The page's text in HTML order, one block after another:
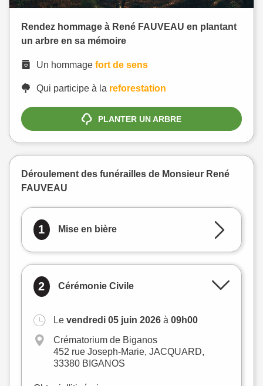
Rendez hommage à René FAUVEAU en plantant
un arbre en sa mémoire
Un hommage fort de sens
Qui participe à la reforestation
PLANTER UN ARBRE
Déroulement des funérailles de Monsieur René
FAUVEAU
1 Mise en bière
2 Cérémonie Civile
Le vendredi 05 juin 2026 à 09h00
Crématorium de Biganos
452 rue Joseph-Marie, JACQUARD,
33380 BIGANOS